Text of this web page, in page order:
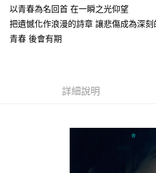
Google Pay
全盈+PAY
每筆NT$65，滿NT$1,000(含以上)免運
以青春為名回首 在一瞬之光仰望
把遺憾化作浪漫的詩章 讓悲傷成為深刻
青春 後會有期
詳細說明